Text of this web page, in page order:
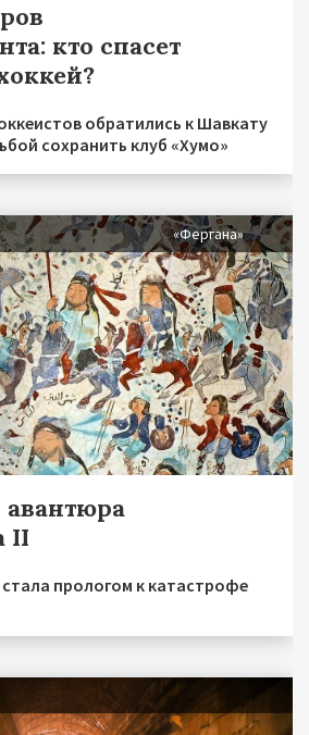
кто спасет
обратились к Шавкату
сохранить клуб «Хумо»
«Фергана»
авантюра
II
прологом к катастрофе